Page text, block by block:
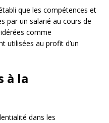
que les compétences et
par un salarié au cours de
comme
utilisées au profit d’un
à la
dans les